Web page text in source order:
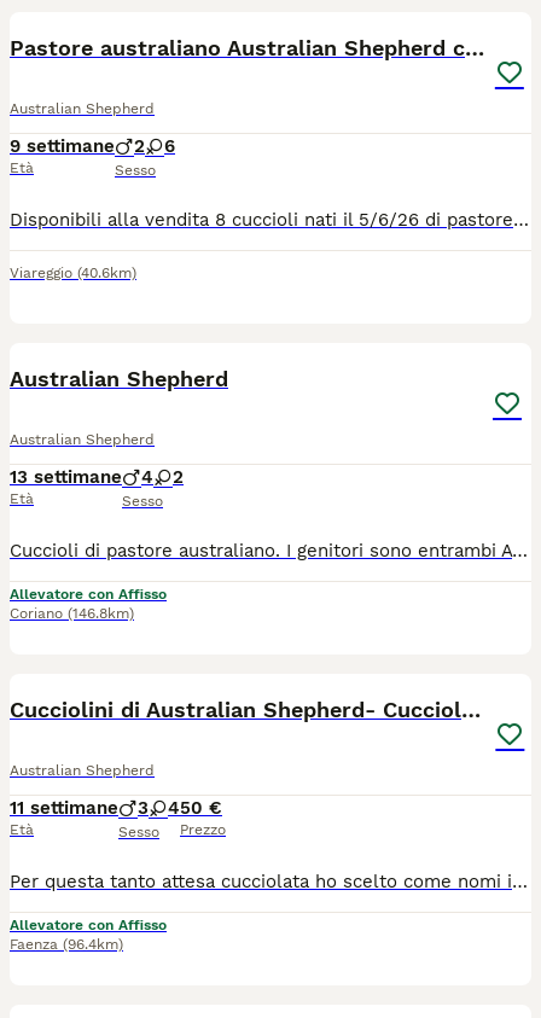
Pastore australiano Australian Shepherd cuccioli
Australian Shepherd
9 settimane
Età
2 6
Sesso
Disponibili alla vendita 8 cuccioli nati il 5/6/26 di pastore australiano con pedigree e con genitori testati per la riproduzioni 4 femmine Red Tricolor 1 maschio Red tricolo 1 maschio Black Tricolor 2 femmine Black Tricolor I cuccioli verranno ceduti con pedigree Microchip Primo vaccino 3 sverminazioni Libretto sanitario Iscrizione anagrafe canina I cuccioli saranno pronti al ritiro dopo il 70 giorno Per informazioni contattatemi telefonicamente o anche via whatsapp
Viareggio (40.6km)
Australian Shepherd
Australian Shepherd
13 settimane
Età
4 2
Sesso
Cuccioli di pastore australiano. I genitori sono entrambi A e 0 di Anche e Gomiti, sono testati per le principali malattie ereditarie della razza ( CEA PRA HSF4 DM MDR1 NCL6 CMR1 ecc) Hanno eseguito la visita Sovi, hanno deposito del DNA eseguito. I cuccioli vengono ceduti con: -Pedigree Enci -libretto sanitario con vaccinazioni in regola -sverminati -trattati per parassiti -visita Sovi -Microchip e registrazione Anagrafica Per ulteriori informazioni contattatemi privatamente 3383677118
Allevatore con Affisso
Coriano (146.8km)
Cucciolini di Australian Shepherd- Cucciolata Enya
Australian Shepherd
11 settimane
Età
3 4
Sesso
50 €
Prezzo
Per questa tanto attesa cucciolata ho scelto come nomi i titoli delle canzoni di Enya che era un tema che mi è sempre piaciuto. I genitori sono testati per le patologie di razza e hanno un bellissimo carattere. La mamma Alhena è cresciuta con noi ed è una piccola maestrina, molto accudente con i cuccioli, ben inserita nel branco e ah fatto ogni esperienza possibile. Il papà Narsil è nato qui ed è figlio di due cani con un super carattere che hanno passato a lui. Cerchiamo per loro delle famiglie consapevoli e che possano sviluppare le loro caratteristiche di razza. E' l'unica cucciolata che nascerà quest'anno quindi selezionerò i proprietari in modo accurato. Sono 4 femminucce e 3 maschietti. La mamma è testata per displasia dell'anca e del gomito all'età di due anni a completa crescita. Idem il padre. I cuccioli verranno ceduti con libretto sanitario, sverminazioni, vaccinazione eptavalente, microchip inseritoe verrà richiesto per ognuno il pedigree.
Allevatore con Affisso
Faenza (96.4km)